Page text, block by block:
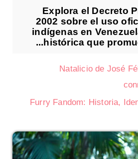
Explora el Decreto
2002 sobre el uso
indígenas en
histórica que
Natalicio de José
Furry Fandom: Historia,